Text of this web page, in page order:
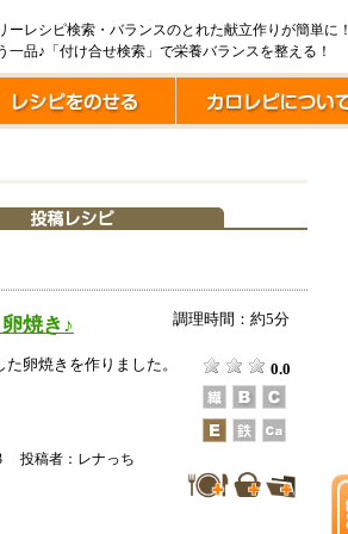
ーレシピ検索・バランスのとれた献立作りが簡単に！
一品♪「付け合せ検索」で栄養バランスを整える！
焼き♪ 調理時間：約5分
卵焼きを作りました。
0.0
投稿者：レナっち